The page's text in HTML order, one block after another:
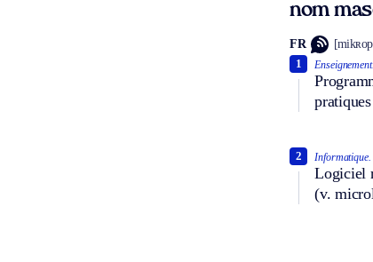
nom
FR
Enseignement.
1
Informatique.
Logiciel
(v.
2